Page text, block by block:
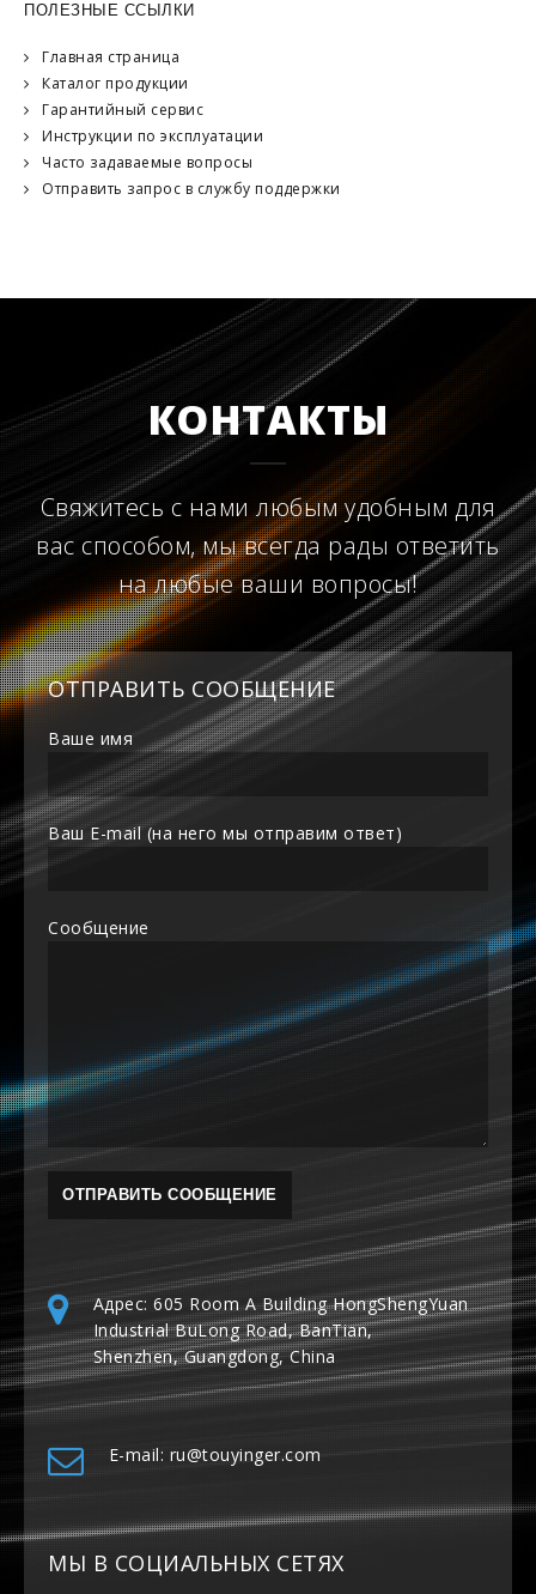
ПОЛЕЗНЫЕ ССЫЛКИ
Главная страница
Каталог продукции
Гарантийный сервис
Инструкции по эксплуатации
Часто задаваемые вопросы
Отправить запрос в службу поддержки
КОНТАКТЫ
Свяжитесь с нами любым удобным для
вас способом, мы всегда рады ответить
на любые ваши вопросы!
ОТПРАВИТЬ СООБЩЕНИЕ
Ваше имя
Ваш E-mail (на него мы отправим ответ)
Сообщение
Адрес: 605 Room A Building HongShengYuan
Industrial BuLong Road, BanTian,
Shenzhen, Guangdong, China
E-mail: ru@touyinger.com
МЫ В СОЦИАЛЬНЫХ СЕТЯХ